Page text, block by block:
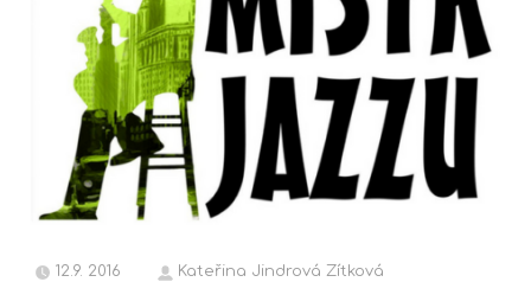
12.9. 2016
Kateřina Jindrová Zítková